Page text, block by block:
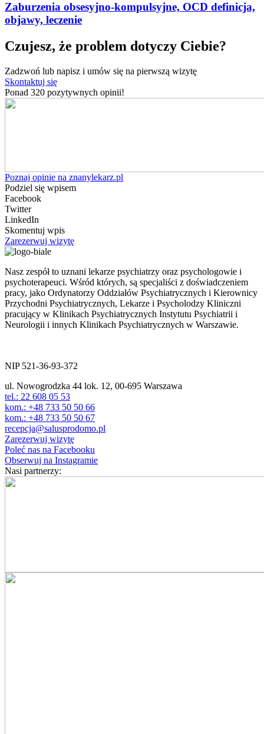
Zaburzenia obsesyjno-kompulsyjne, OCD definicja,
objawy, leczenie
Czujesz, że problem dotyczy Ciebie?
Zadzwoń lub napisz i umów się na pierwszą wizytę
Skontaktuj się
Ponad 320 pozytywnych opinii!
Poznaj opinie na znanylekarz.pl
Podziel się wpisem
Facebook
Twitter
LinkedIn
Skomentuj wpis
Zarezerwuj wizytę
Nasz zespół to uznani lekarze psychiatrzy oraz psychologowie i
psychoterapeuci. Wśród których, są specjaliści z doświadczeniem
pracy, jako Ordynatorzy Oddziałów Psychiatrycznych i Kierownicy
Przychodni Psychiatrycznych, Lekarze i Psycholodzy Kliniczni
pracujący w Klinikach Psychiatrycznych Instytutu Psychiatrii i
Neurologii i innych Klinikach Psychiatrycznych w Warszawie.
NIP 521-36-93-372
ul. Nowogrodzka 44 lok. 12, 00-695 Warszawa
tel.: 22 608 05 53
kom.: +48 733 50 50 66
kom.: +48 733 50 50 67
recepcja@salusprodomo.pl
Zarezerwuj wizytę
Poleć nas na Facebooku
Obserwuj na Instagramie
Nasi partnerzy: